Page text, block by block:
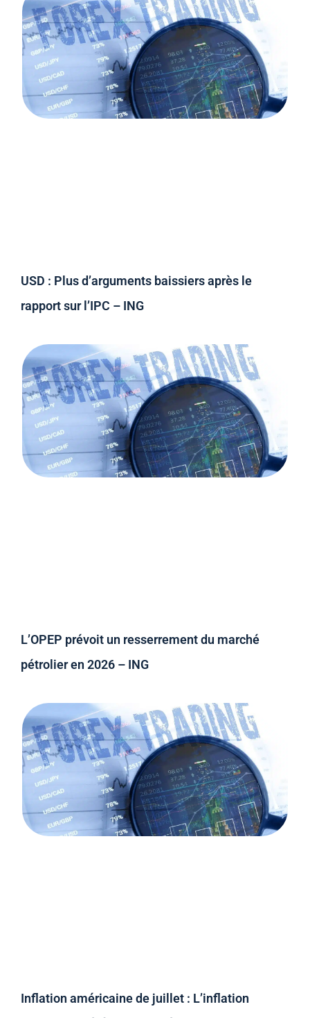
USD : Plus d’arguments baissiers après le
rapport sur l’IPC – ING
L’OPEP prévoit un resserrement du marché
pétrolier en 2026 – ING
Inflation américaine de juillet : L’inflation